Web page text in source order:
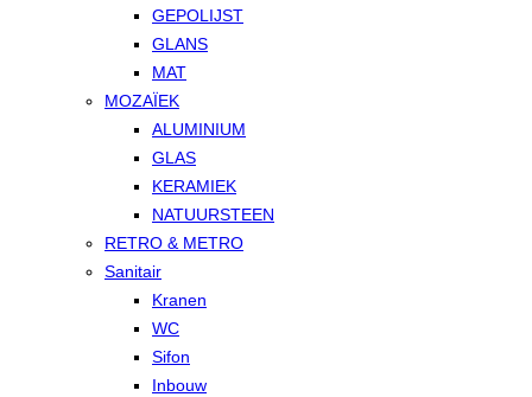
GEPOLIJST
GLANS
MAT
MOZAÏEK
ALUMINIUM
GLAS
KERAMIEK
NATUURSTEEN
RETRO & METRO
Sanitair
Kranen
WC
Sifon
Inbouw